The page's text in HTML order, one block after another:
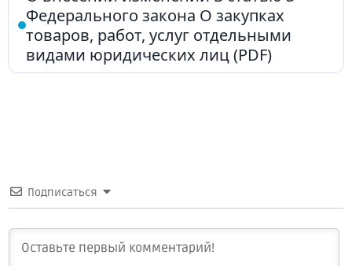
Федерального закона О закупках
товаров, работ, услуг отдельными
видами юридических лиц (PDF)
Подписаться